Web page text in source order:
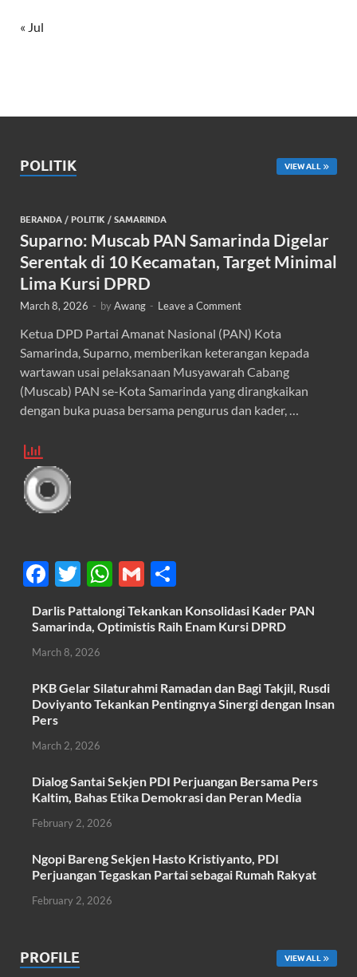
« Jul
POLITIK VIEW ALL
BERANDA / POLITIK / SAMARINDA
Suparno: Muscab PAN Samarinda Digelar
Serentak di 10 Kecamatan, Target Minimal
Lima Kursi DPRD
March 8, 2026 - byAwang - Leave a Comment
Ketua DPD Partai Amanat Nasional (PAN) Kota
Samarinda, Suparno, memberikan keterangan kepada
wartawan usai pelaksanaan Musyawarah Cabang
(Muscab) PAN se-Kota Samarinda yang dirangkaikan
dengan buka puasa bersama pengurus dan kader, …
F
ac
e
b
o
o
k
T
w
itt
er
W
h
at
A
p
G
m
ail
h
ar
Darlis Pattalongi Tekankan Konsolidasi Kader PAN
Samarinda, Optimistis Raih Enam Kursi DPRD
March 8, 2026
PKB Gelar Silaturahmi Ramadan dan Bagi Takjil, Rusdi
Doviyanto Tekankan Pentingnya Sinergi dengan Insan
Pers
March 2, 2026
Dialog Santai Sekjen PDI Perjuangan Bersama Pers
Kaltim, Bahas Etika Demokrasi dan Peran Media
February 2, 2026
Ngopi Bareng Sekjen Hasto Kristiyanto, PDI
Perjuangan Tegaskan Partai sebagai Rumah Rakyat
February 2, 2026
PROFILE VIEW ALL